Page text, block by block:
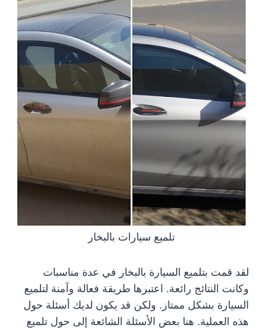
تلميع سيارات بالبخار
لقد قمت بتلميع السيارة بالبخار في عدة مناسبات
وكانت النتائج رائعة. اعتبرها طريقة فعالة وآمنة لتلميع
السيارة بشكل ممتاز. ولكن قد يكون لديك أسئلة حول
هذه العملية. هنا بعض الأسئلة الشائعة إلى حول تلميع